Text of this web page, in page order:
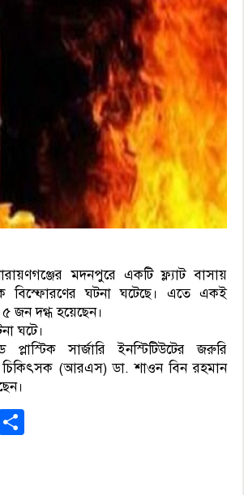
মদনপুরে একটি ফ্ল্যাট বাসায়
বিস্ফোরণের ঘটনা ঘটেছে। এতে একই
জন দগ্ধ হয়েছেন।
ঘটে।
প্লাস্টিক সার্জারি ইনস্টিটিউটের জরুরি
(আরএস) ডা. শাওন বিন রহমান